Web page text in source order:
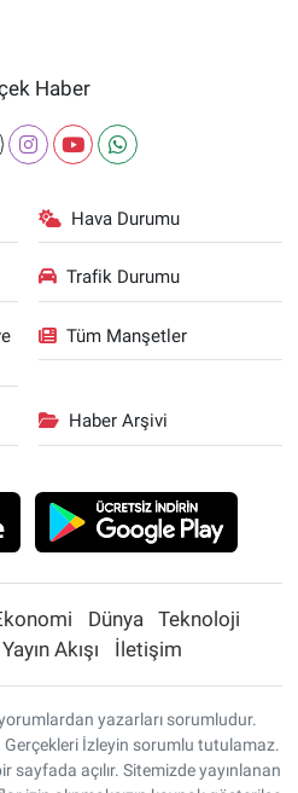
Haber
Hava Durumu
Trafik Durumu
Tüm Manşetler
Haber Arşivi
Dünya
Teknoloji
Yayın Akışı İletişim
yazarları sorumludur.
Gerçekleri İzleyin sorumlu tutulamaz.
sayfada açılır. Sitemizde yayınlanan